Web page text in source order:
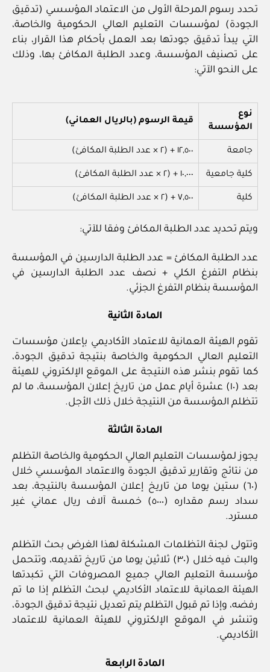
تحدد رسوم المرحلة الأولى من الاعتماد المؤسسي (تدقيق
الجودة) لمؤسسات التعليم العالي الحكومية والخاصة،
التي يبدأ تدقيق جودتها بعد العمل بأحكام هذا القرار، بناء
على تصنيف المؤسسة، وعدد الطلبة المكافئ بها، وذلك
على النحو الآتي:
نوع
المؤسسة
قيمة الرسوم (بالريال العماني)
جامعة ١٢,٥٠٠ + (٢ × عدد الطلبة المكافئ)
كلية جامعية ١٠,٠٠٠ + (٢ × عدد الطلبة المكافئ)
كلية ٧,٥٠٠ + (٢ × عدد الطلبة المكافئ)
ويتم تحديد عدد الطلبة المكافئ وفقا للآتي:
عدد الطلبة المكافئ = عدد الطلبة الدارسين في المؤسسة
بنظام التفرغ الكلي + نصف عدد الطلبة الدارسين في
المؤسسة بنظام التفرغ الجزئي.
المادة الثانية
تقوم الهيئة العمانية للاعتماد الأكاديمي بإعلان مؤسسات
التعليم العالي الحكومية والخاصة بنتيجة تدقيق الجودة،
كما تقوم بنشر هذه النتيجة على الموقع الإلكتروني للهيئة
بعد (١٠) عشرة أيام عمل من تاريخ إعلان المؤسسة، ما لم
تتظلم المؤسسة من النتيجة خلال ذلك الأجل.
المادة الثالثة
يجوز لمؤسسات التعليم العالي الحكومية والخاصة التظلم
من نتائج وتقارير تدقيق الجودة والاعتماد المؤسسي خلال
(٦٠) ستين يوما من تاريخ إعلان المؤسسة بالنتيجة، بعد
سداد رسم مقداره (٥٠٠٠) خمسة آلاف ريال عماني غير
مسترد.
وتتولى لجنة التظلمات المشكلة لهذا الغرض بحث التظلم
والبت فيه خلال (٣٠) ثلاثين يوما من تاريخ تقديمه، وتتحمل
مؤسسة التعليم العالي جميع المصروفات التي تكبدتها
الهيئة العمانية للاعتماد الأكاديمي لبحث التظلم إذا ما تم
رفضه، وإذا تم قبول التظلم يتم تعديل نتيجة تدقيق الجودة،
وتنشر في الموقع الإلكتروني للهيئة العمانية للاعتماد
الأكاديمي.
المادة الرابعة